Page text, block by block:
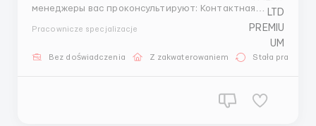
менеджеры вас проконсультируют: Контактная
Telegram: +44 7535 843352 @Zueva_Alexandra ❗️ С
Pracownicze specjalizacje
Bez doświadczenia Z zakwaterowaniem Stała praca